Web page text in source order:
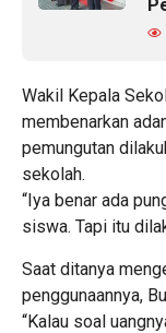
Wakil Kepala
membenarkan
pemungutan
sekolah.
“Iya benar ada
siswa. Tapi itu
Saat ditanya
penggunaannya,
“Kalau soal